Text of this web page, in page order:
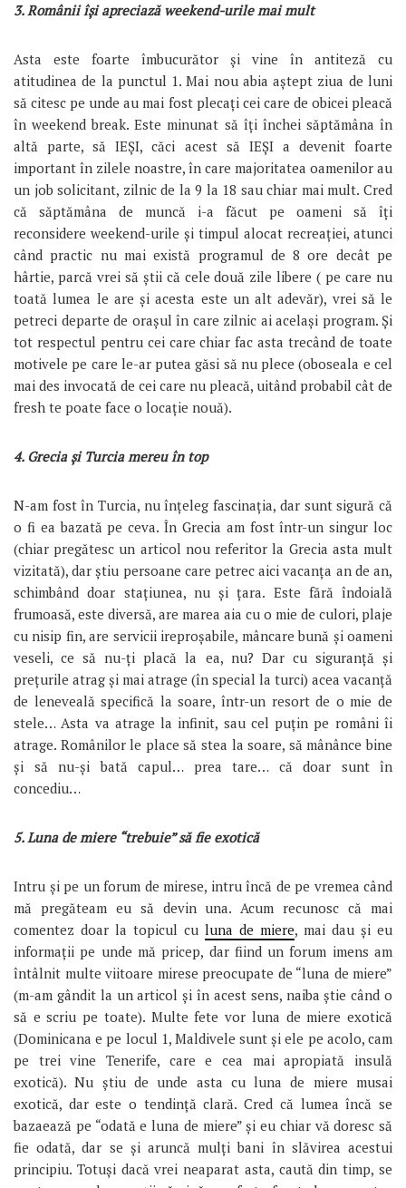
3. Românii își apreciază weekend-urile mai mult
Asta este foarte îmbucurător și vine în antiteză cu
atitudinea de la punctul 1. Mai nou abia aștept ziua de luni
să citesc pe unde au mai fost plecați cei care de obicei pleacă
în weekend break. Este minunat să îți închei săptămâna în
altă parte, să IEȘI, căci acest să IEȘI a devenit foarte
important în zilele noastre, în care majoritatea oamenilor au
un job solicitant, zilnic de la 9 la 18 sau chiar mai mult. Cred
că săptămâna de muncă i-a făcut pe oameni să îți
reconsidere weekend-urile și timpul alocat recreației, atunci
când practic nu mai există programul de 8 ore decât pe
hârtie, parcă vrei să știi că cele două zile libere ( pe care nu
toată lumea le are și acesta este un alt adevăr), vrei să le
petreci departe de orașul în care zilnic ai același program. Și
tot respectul pentru cei care chiar fac asta trecând de toate
motivele pe care le-ar putea găsi să nu plece (oboseala e cel
mai des invocată de cei care nu pleacă, uitând probabil cât de
fresh te poate face o locație nouă).
4. Grecia și Turcia mereu în top
N-am fost în Turcia, nu înțeleg fascinația, dar sunt sigură că
o fi ea bazată pe ceva. În Grecia am fost într-un singur loc
(chiar pregătesc un articol nou referitor la Grecia asta mult
vizitată), dar știu persoane care petrec aici vacanța an de an,
schimbând doar stațiunea, nu și țara. Este fără îndoială
frumoasă, este diversă, are marea aia cu o mie de culori, plaje
cu nisip fin, are servicii ireproșabile, mâncare bună și oameni
veseli, ce să nu-ți placă la ea, nu? Dar cu siguranță și
prețurile atrag și mai atrage (în special la turci) acea vacanță
de leneveală specifică la soare, într-un resort de o mie de
stele… Asta va atrage la infinit, sau cel puțin pe români îi
atrage. Românilor le place să stea la soare, să mânânce bine
și să nu-și bată capul… prea tare… că doar sunt în
concediu…
5. Luna de miere “trebuie” să fie exotică
Intru și pe un forum de mirese, intru încă de pe vremea când
mă pregăteam eu să devin una. Acum recunosc că mai
comentez doar la topicul cu luna de miere, mai dau și eu
informații pe unde mă pricep, dar fiind un forum imens am
întâlnit multe viitoare mirese preocupate de “luna de miere”
(m-am gândit la un articol și în acest sens, naiba știe când o
să e scriu pe toate). Multe fete vor luna de miere exotică
(Dominicana e pe locul 1, Maldivele sunt și ele pe acolo, cam
pe trei vine Tenerife, care e cea mai apropiată insulă
exotică). Nu știu de unde asta cu luna de miere musai
exotică, dar este o tendință clară. Cred că lumea încă se
bazaează pe “odată e luna de miere” și eu chiar vă doresc să
fie odată, dar se și aruncă mulți bani în slăvirea acestui
principiu. Totuși dacă vrei neaparat asta, caută din timp, se